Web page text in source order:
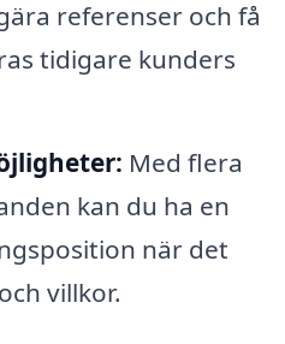
referenser och få
tidigare kunders
Med flera
kan du ha en
när det
villkor.